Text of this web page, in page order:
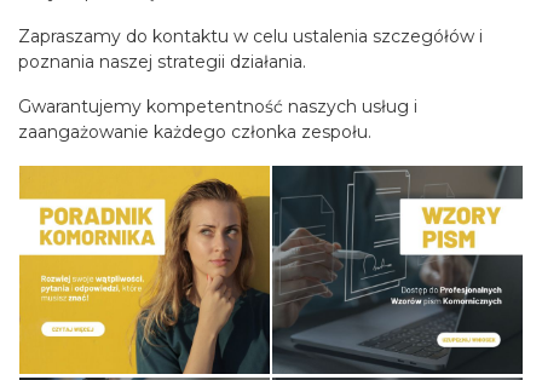
Zapraszamy do kontaktu w celu ustalenia szczegółów i
poznania naszej strategii działania.
Gwarantujemy kompetentność naszych usług i
zaangażowanie każdego członka zespołu.